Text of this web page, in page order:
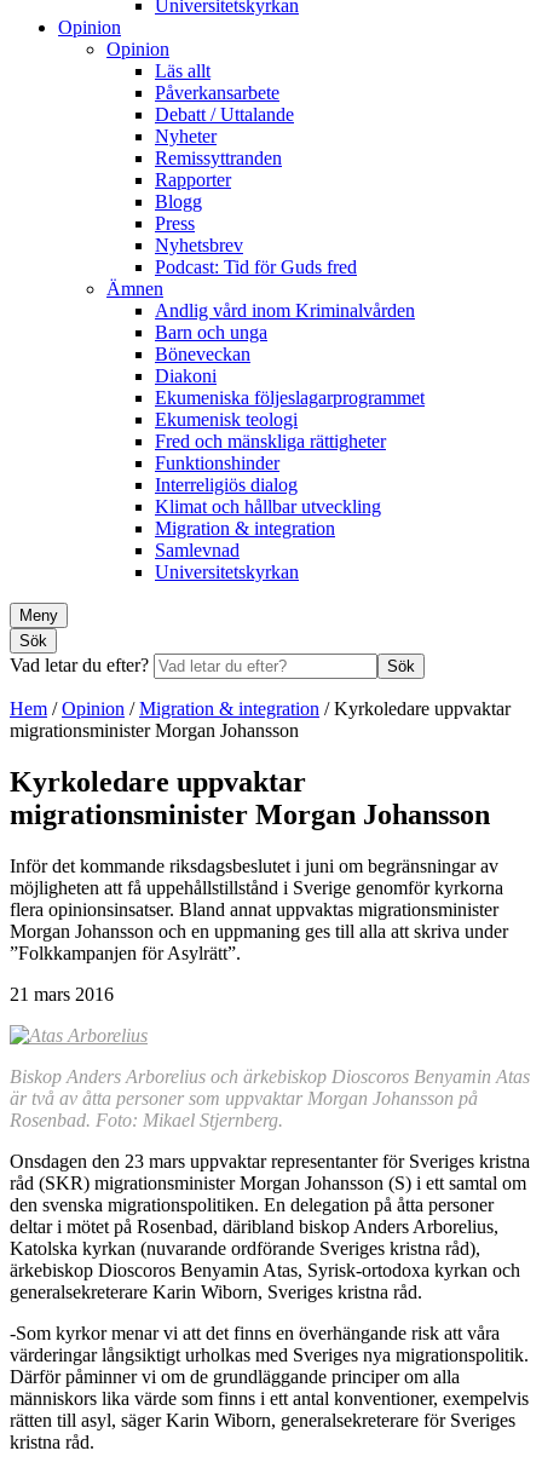
Universitetskyrkan
Opinion
Opinion
Läs allt
Påverkansarbete
Debatt / Uttalande
Nyheter
Remissyttranden
Rapporter
Blogg
Press
Nyhetsbrev
Podcast: Tid för Guds fred
Ämnen
Andlig vård inom Kriminalvården
Barn och unga
Böneveckan
Diakoni
Ekumeniska följeslagarprogrammet
Ekumenisk teologi
Fred och mänskliga rättigheter
Funktionshinder
Interreligiös dialog
Klimat och hållbar utveckling
Migration & integration
Samlevnad
Universitetskyrkan
Meny
Sök
Vad letar du efter? Sök
Hem /Opinion /Migration & integration /Kyrkoledare uppvaktar
migrationsminister Morgan Johansson
Kyrkoledare uppvaktar
migrationsminister Morgan Johansson
Inför det kommande riksdagsbeslutet i juni om begränsningar av
möjligheten att få uppehållstillstånd i Sverige genomför kyrkorna
flera opinionsinsatser. Bland annat uppvaktas migrationsminister
Morgan Johansson och en uppmaning ges till alla att skriva under
”Folkkampanjen för Asylrätt”.
21 mars 2016
Biskop Anders Arborelius och ärkebiskop Dioscoros Benyamin Atas
är två av åtta personer som uppvaktar Morgan Johansson på
Rosenbad. Foto: Mikael Stjernberg.
Onsdagen den 23 mars uppvaktar representanter för Sveriges kristna
råd (SKR) migrationsminister Morgan Johansson (S) i ett samtal om
den svenska migrationspolitiken. En delegation på åtta personer
deltar i mötet på Rosenbad, däribland biskop Anders Arborelius,
Katolska kyrkan (nuvarande ordförande Sveriges kristna råd),
ärkebiskop Dioscoros Benyamin Atas, Syrisk-ortodoxa kyrkan och
generalsekreterare Karin Wiborn, Sveriges kristna råd.
-Som kyrkor menar vi att det finns en överhängande risk att våra
värderingar långsiktigt urholkas med Sveriges nya migrationspolitik.
Därför påminner vi om de grundläggande principer om alla
människors lika värde som finns i ett antal konventioner, exempelvis
rätten till asyl, säger Karin Wiborn, generalsekreterare för Sveriges
kristna råd.